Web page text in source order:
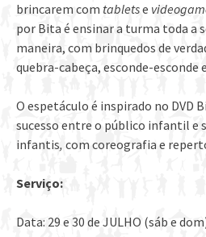
brincarem com tabletse
por Bita é ensinar a turma toda a
maneira, com brinquedos de
quebra-cabeça, esconde-esconde
O espetáculo é inspirado no DVD
sucesso entre o público infantil e
infantis, com coreografia e
Serviço:
Data: 29 e 30 de JULHO (sáb e